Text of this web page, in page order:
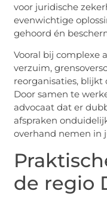
voor juridische
evenwichtige
gehoord én
Vooral bij complexe
verzuim,
reorganisaties,
Door samen te
advocaat dat er
afspraken
overhand nemen in
de regio